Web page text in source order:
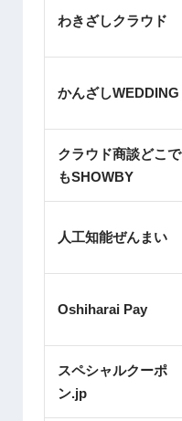
わきざしクラウド
かんざしWEDDING
クラウド商談どこで
もSHOWBY
人工知能ぜんまい
Oshiharai Pay
スペシャルクーポ
ン.jp